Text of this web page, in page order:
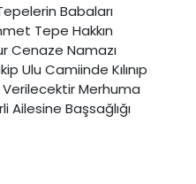
Babaları
Tepe Hakkın
Cenaze Namazı
Ulu Camiinde Kılınıp
Merhuma
Ailesine Başsağlığı